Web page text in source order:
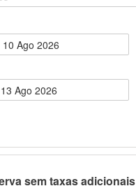
10 Ago 2026
13 Ago 2026
sem taxas adicionais